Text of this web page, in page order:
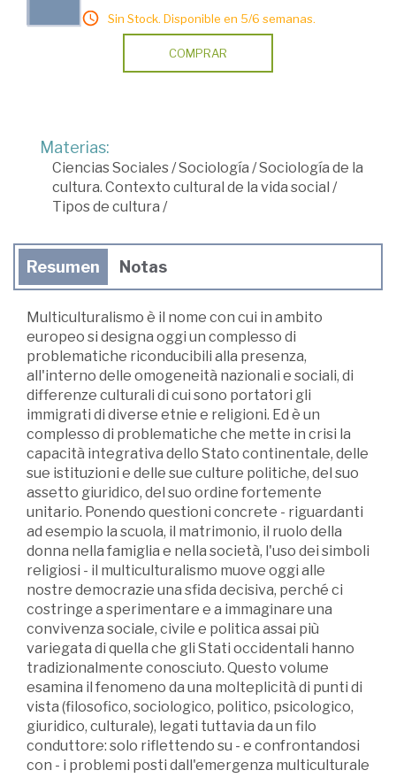
Sin Stock. Disponible en 5/6 semanas.
COMPRAR
Materias:
Ciencias Sociales/Sociología /Sociología de la
cultura. Contexto cultural de la vida social /
Tipos de cultura /
Resumen Notas
Multiculturalismo è il nome con cui in ambito
europeo si designa oggi un complesso di
problematiche riconducibili alla presenza,
all'interno delle omogeneità nazionali e sociali, di
differenze culturali di cui sono portatori gli
immigrati di diverse etnie e religioni. Ed è un
complesso di problematiche che mette in crisi la
capacità integrativa dello Stato continentale, delle
sue istituzioni e delle sue culture politiche, del suo
assetto giuridico, del suo ordine fortemente
unitario. Ponendo questioni concrete - riguardanti
ad esempio la scuola, il matrimonio, il ruolo della
donna nella famiglia e nella società, l'uso dei simboli
religiosi - il multiculturalismo muove oggi alle
nostre democrazie una sfida decisiva, perché ci
costringe a sperimentare e a immaginare una
convivenza sociale, civile e politica assai più
variegata di quella che gli Stati occidentali hanno
tradizionalmente conosciuto. Questo volume
esamina il fenomeno da una molteplicità di punti di
vista (filosofico, sociologico, politico, psicologico,
giuridico, culturale), legati tuttavia da un filo
conduttore: solo riflettendo su - e confrontandosi
con - i problemi posti dall'emergenza multiculturale